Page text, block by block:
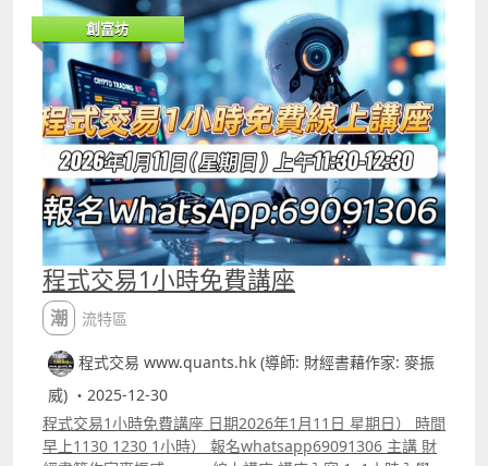
1萬美元翻至200萬美元，等同現今的1.6至1.7億港元。 但經
過多年，不少人將Donchain Channel等當作是箱型理論的
使用核心，不過真實交易時，市場的波幅經常改變，這種傳
統使用方法未必適合，真實運用時應該根據市場波幅的變化
調整建立「箱型」的準則，效果會更好。
創富坊
程式交易1小時免費講座
潮流特區
程式交易 www.quants.hk (導師: 財經書藉作家: 麥振
威) ・2025-12-30
程式交易1小時免費講座 日期2026年1月11日 星期日） 時間
早上1130 1230 1小時） 報名whatsapp69091306 主講 財